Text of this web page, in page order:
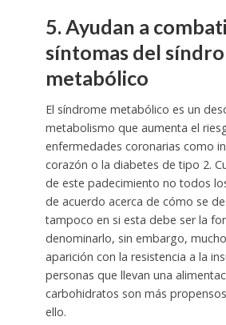
5. Ayudan a
síntomas del
metabólico
El síndrome metabólico es un
metabolismo que aumenta el
enfermedades coronarias como
corazón o la diabetes de tipo 2.
de este padecimiento no todos
de acuerdo acerca de cómo se
tampoco en si esta debe ser la
denominarlo, sin embargo,
aparición con la resistencia a la
personas que llevan una
carbohidratos son más
ello.